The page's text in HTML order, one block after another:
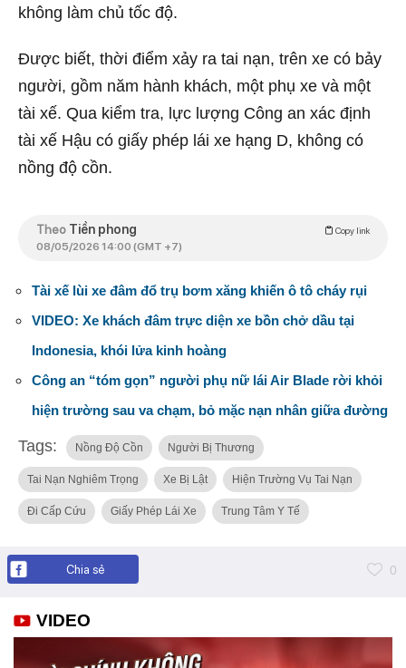
không làm chủ tốc độ.
Được biết, thời điểm xảy ra tai nạn, trên xe có bảy
người, gồm năm hành khách, một phụ xe và một
tài xế. Qua kiểm tra, lực lượng Công an xác định
tài xế Hậu có giấy phép lái xe hạng D, không có
nồng độ cồn.
Theo Tiền phong Copy link
08/05/2026 14:00 (GMT +7)
Tài xế lùi xe đâm đổ trụ bơm xăng khiến ô tô cháy rụi
VIDEO: Xe khách đâm trực diện xe bồn chở dầu tại
Indonesia, khói lửa kinh hoàng
Công an “tóm gọn” người phụ nữ lái Air Blade rời khỏi
hiện trường sau va chạm, bỏ mặc nạn nhân giữa đường
Tags: Nồng Độ Cồn Người Bị Thương
Tai Nạn Nghiêm Trọng Xe Bị Lật Hiện Trường Vụ Tai Nạn
Đi Cấp Cứu Giấy Phép Lái Xe Trung Tâm Y Tế
Chia sẻ 0
VIDEO